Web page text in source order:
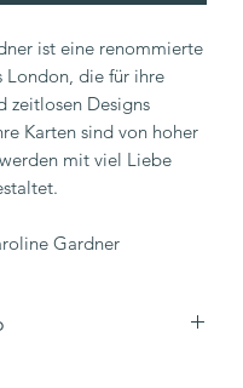
ist eine renommierte
London, die für ihre
zeitlosen Designs
Karten sind von hoher
mit viel Liebe
Gardner